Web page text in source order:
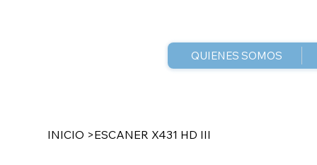
QUIENES SOMOS
INICIO >ESCANER X431 HD III